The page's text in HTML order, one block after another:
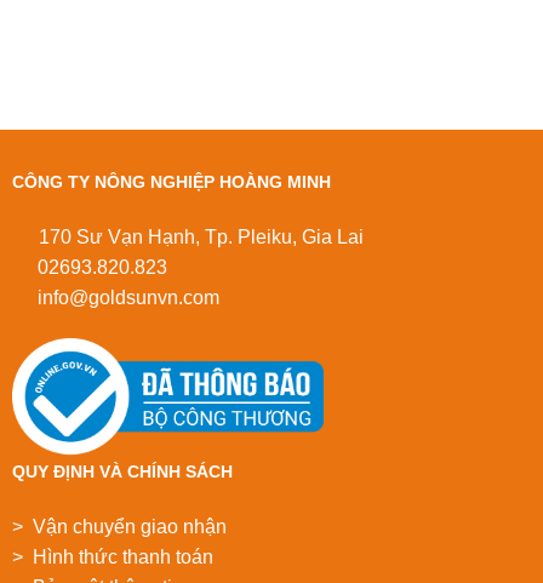
CÔNG TY NÔNG NGHIỆP HOÀNG MINH
170 Sư Vạn Hạnh, Tp. Pleiku, Gia Lai
02693.820.823
info@goldsunvn.com
QUY ĐỊNH VÀ CHÍNH SÁCH
> Vận chuyển giao nhận
> Hình thức thanh toán